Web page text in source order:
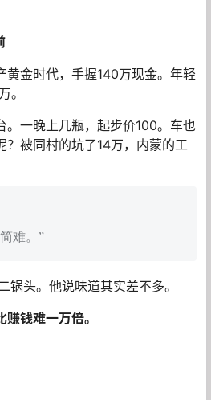
黄金时代，手握140万现金。年轻
。
。一晚上几瓶，起步价100。车也
？被同村的坑了14万，内蒙的工
难。”
头。他说味道其实差不多。
赚钱难一万倍。